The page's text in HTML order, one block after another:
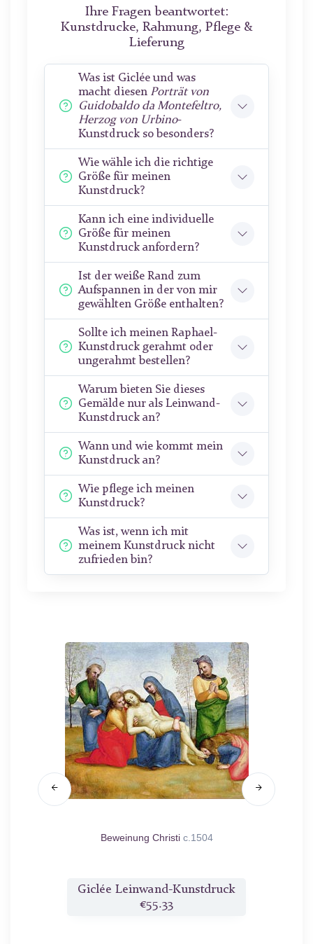
Ihre Fragen beantwortet:
Kunstdrucke, Rahmung, Pflege &
Lieferung
Was ist Giclée und was
macht diesen Porträt von
Guidobaldo da Montefeltro,
Herzog von Urbino-
Kunstdruck so besonders?
Wie wähle ich die richtige
Größe für meinen
Kunstdruck?
Kann ich eine individuelle
Größe für meinen
Kunstdruck anfordern?
Ist der weiße Rand zum
Aufspannen in der von mir
gewählten Größe enthalten?
Sollte ich meinen Raphael-
Kunstdruck gerahmt oder
ungerahmt bestellen?
Warum bieten Sie dieses
Gemälde nur als Leinwand-
Kunstdruck an?
Wann und wie kommt mein
Kunstdruck an?
Wie pflege ich meinen
Kunstdruck?
Was ist, wenn ich mit
meinem Kunstdruck nicht
zufrieden bin?
Beweinung Christi c.1504
Giclée Leinwand-Kunstdruck
€55.33